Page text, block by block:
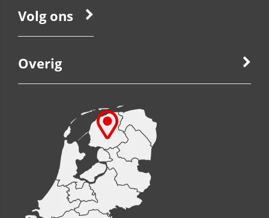
Volg ons
Overig